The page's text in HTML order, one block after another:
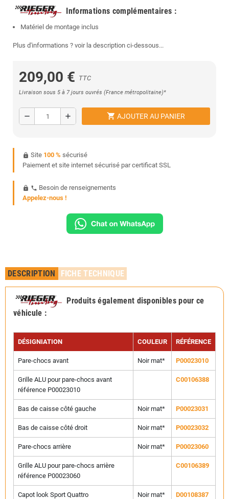
Informations complémentaires :
Matériel de montage inclus
Plus d'informations ? voir la description ci-dessous...
209,00 € TTC
Livraison sous 5 à 7 jours ouvrés (France métropolitaine)*
remove add shopping_cart AJOUTER AU PANIER
https Site 100 % sécurisé
Paiement et site internet sécurisé par certificat SSL
https phone Besoin de renseignements
Appelez-nous !
DESCRIPTION FICHE TECHNIQUE
Produits également disponibles pour ce
véhicule :
DÉSIGNIATION COULEUR RÉFÉRENCE
Pare-chocs avant Noir mat* P00023010
Grille ALU pour pare-chocs avant
référence P00023010
C00106388
Bas de caisse côté gauche Noir mat* P00023031
Bas de caisse côté droit Noir mat* P00023032
Pare-chocs arrière Noir mat* P00023060
Grille ALU pour pare-chocs arrière
référence P00023060
C00106389
Capot look Sport Quattro Noir mat* D00108387